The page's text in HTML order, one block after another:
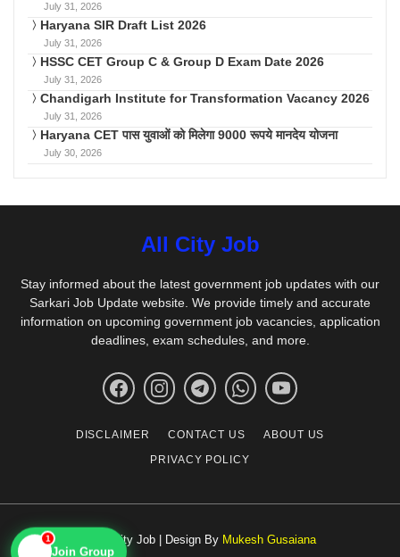
July 31, 2026
Haryana SIR Draft List 2026
July 31, 2026
HSSC CET Group C & Group D Exam Date 2026
July 31, 2026
Chandigarh Institute for Transformation Vacancy 2026
July 31, 2026
Haryana CET पास युवाओं को मिलेगा 9000 रूपये मानदेय योजना
July 30, 2026
All City Job
Stay informed about the latest government job updates with our
Sarkari Job Update website. We provide timely and accurate
information on upcoming government job vacancies, application
deadlines, exam schedules, and more.
DISCLAIMER CONTACT US
ABOUT US
PRIVACY POLICY
© All City Job | Design By Mukesh Gusaiana
1
Join Group